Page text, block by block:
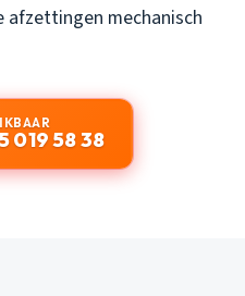
afzettingen mechanisch
019 58 38